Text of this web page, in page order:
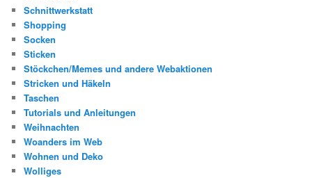
Schnittwerkstatt
Shopping
Socken
Sticken
Stöckchen/Memes und andere Webaktionen
Stricken und Häkeln
Taschen
Tutorials und Anleitungen
Weihnachten
Woanders im Web
Wohnen und Deko
Wolliges